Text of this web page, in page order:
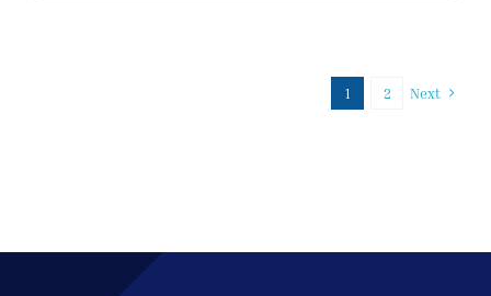
1 2 Next